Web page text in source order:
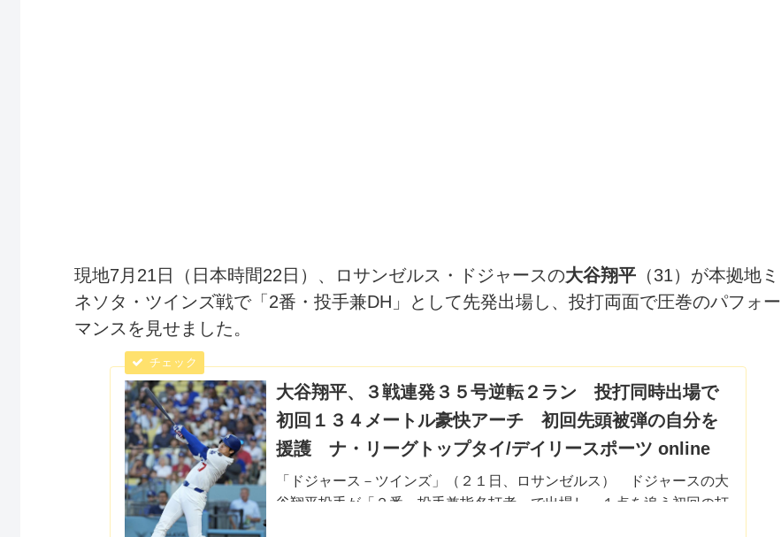
現地7月21日（日本時間22日）、ロサンゼルス・ドジャースの大谷翔平 （31）が本拠地ミ
ネソタ・ツインズ戦で「2番・投手兼DH」として先発出場し、投打両面で圧巻のパフォー
マンスを見せました。
大谷翔平、３戦連発３５号逆転２ラン 投打同時出場で
初回１３４メートル豪快アーチ 初回先頭被弾の自分を
援護 ナ・リーグトップタイ/デイリースポーツ online
「ドジャース－ツインズ」（２１日、ロサンゼルス） ドジャースの大
谷翔平投手が「２番・投手兼指名打者」で出場し、１点を追う初回の打